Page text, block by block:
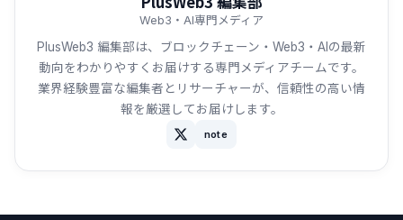
Web3・AI専門メディア
PlusWeb3 編集部は、ブロックチェーン・Web3・AIの最新
動向をわかりやすくお届けする専門メディアチームです。
業界経験豊富な編集者とリサーチャーが、信頼性の高い情
報を厳選してお届けします。
note